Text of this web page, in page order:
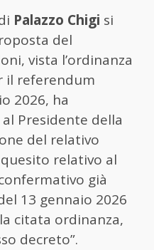
Palazzo Chigi si
del
vista l’ordinanza
il referendum
2026, ha
Presidente della
del relativo
relativo al
già
13 gennaio 2026
citata ordinanza,
decreto”.